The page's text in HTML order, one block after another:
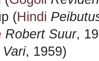
(Hindi
Robert Suur,
Vari, 1959)